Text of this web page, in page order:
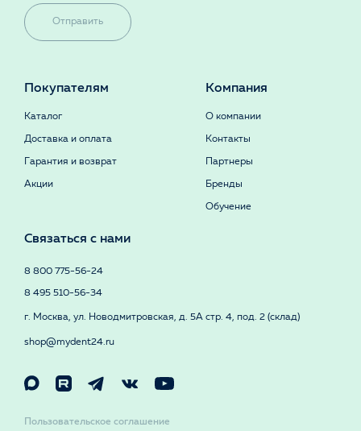
Отправить
Покупателям
Каталог
Доставка и оплата
Гарантия и возврат
Акции
Компания
О компании
Контакты
Партнеры
Бренды
Обучение
Связаться с нами
8 800 775-56-24
8 495 510-56-34
г. Москва, ул. Новодмитровская, д. 5А стр. 4, под. 2 (склад)
shop@mydent24.ru
Пользовательское соглашение